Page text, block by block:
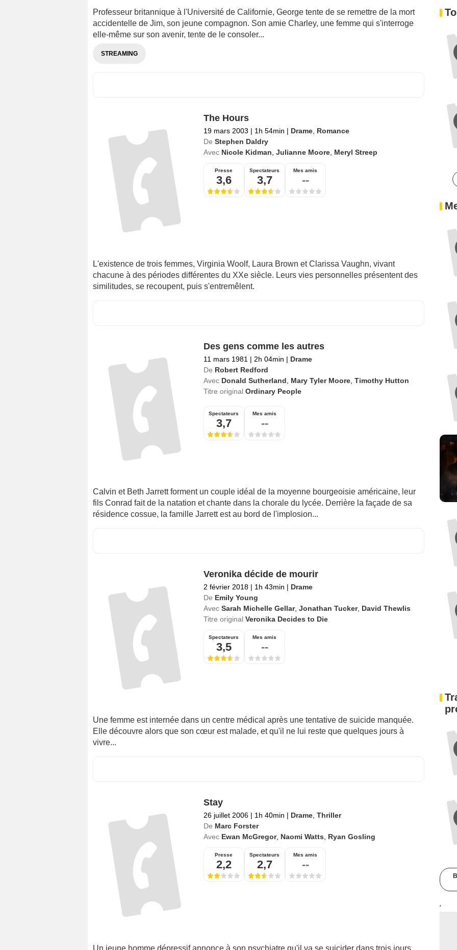
Professeur britannique à l'Université de Californie, George tente de se remettre de la mort
accidentelle de Jim, son jeune compagnon. Son amie Charley, une femme qui s'interroge
elle-même sur son avenir, tente de le consoler...
STREAMING
The Hours
19 mars 2003 | 1h 54min | Drame, Romance
De Stephen Daldry
Avec Nicole Kidman Julianne Moore, Meryl Streep
Presse
3,6
Spectateurs
3,7
Mes amis
--
L'existence de trois femmes, Virginia Woolf, Laura Brown et Clarissa Vaughn, vivant
chacune à des périodes différentes du XXe siècle. Leurs vies personnelles présentent des
similitudes, se recoupent, puis s'entremêlent.
Des gens comme les autres
11 mars 1981 | 2h 04min | Drame
De Robert Redford
Avec Donald Sutherland Mary Tyler Moore, Timothy Hutton
Titre original Ordinary People
Spectateurs
3,7
Mes amis
--
Calvin et Beth Jarrett forment un couple idéal de la moyenne bourgeoisie américaine, leur
fils Conrad fait de la natation et chante dans la chorale du lycée. Derrière la façade de sa
résidence cossue, la famille Jarrett est au bord de l'implosion...
Veronika décide de mourir
2 février 2018 | 1h 43min | Drame
De Emily Young
Avec Sarah Michelle Gellar, Jonathan Tucker, David Thewlis
Titre original Veronika Decides to Die
Spectateurs
3,5
Mes amis
--
Une femme est internée dans un centre médical après une tentative de suicide manquée.
Elle découvre alors que son cœur est malade, et qu'il ne lui reste que quelques jours à
vivre...
Stay
26 juillet 2006 | 1h 40min | Drame, Thriller
De Marc Forster
Avec Ewan McGregor, Naomi Watts Ryan Gosling
Presse
2,2
Spectateurs
2,7
Mes amis
--
Un jeune homme dépressif annonce à son psychiatre qu'il va se suicider dans trois jours.
'